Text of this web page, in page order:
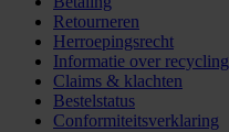
Retourneren
Herroepingsrecht
Informatie over recycling
Claims & klachten
Bestelstatus
Conformiteitsverklaring